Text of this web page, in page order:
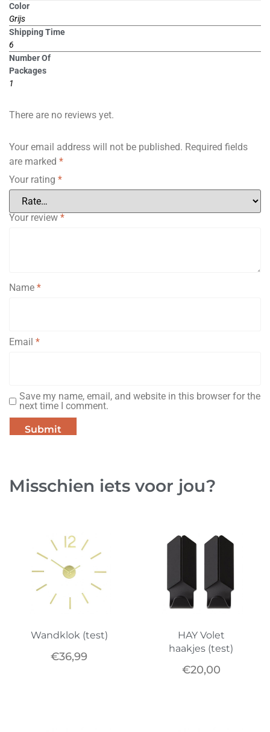
Color
Grijs
Shipping Time
6
Number Of
Packages
1
There are no reviews yet.
Your email address will not be published. Required fields
are marked *
Your rating *
Your review *
Name *
Email *
Save my name, email, and website in this browser for the
next time I comment.
Misschien iets voor jou?
Wandklok (test)
€36,99
HAY Volet
haakjes (test)
€20,00